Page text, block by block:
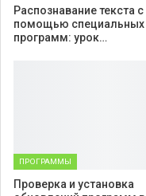
Распознавание текста с
помощью специальных
программ: урок…
ПРОГРАММЫ
Проверка и установка